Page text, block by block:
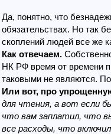
Да, понятно, что
обязательствах. Но так
скоплений людей все же
Как отвечаем.
НК РФ время от времени
таковыми не являются. По
Или вот, про
для чтения, а вот если
что вам заплатил, что
все расходы, что